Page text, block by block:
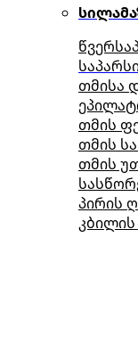
თმისა
თმის
თმის
თმის
პირის
კბილის